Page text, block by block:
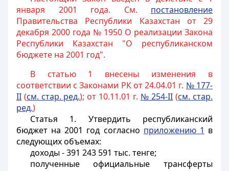
января 2001 года. См. постановление
Правительства Республики Казахстан от 29
декабря 2000 года № 1950 О реализации Закона
Республики Казахстан "О республиканском
бюджете на 2001 год".
В статью 1 внесены изменения в
соответствии с Законами РК от 24.04.01 г. № 177-
II (см. стар. ред.); от 10.11.01 г. № 254-II (см. стар.
ред.)
Статья 1. Утвердить республиканский
бюджет на 2001 год согласно приложению 1 в
следующих объемах:
доходы - 391 243 591 тыс. тенге;
полученные официальные трансферты